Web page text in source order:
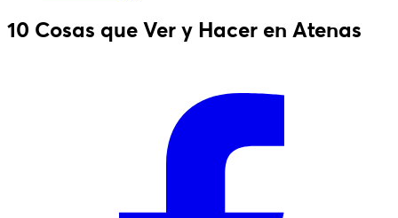
10 Cosas que Ver y Hacer en Atenas